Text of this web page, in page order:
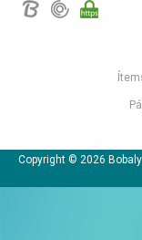
Copyright © 2026